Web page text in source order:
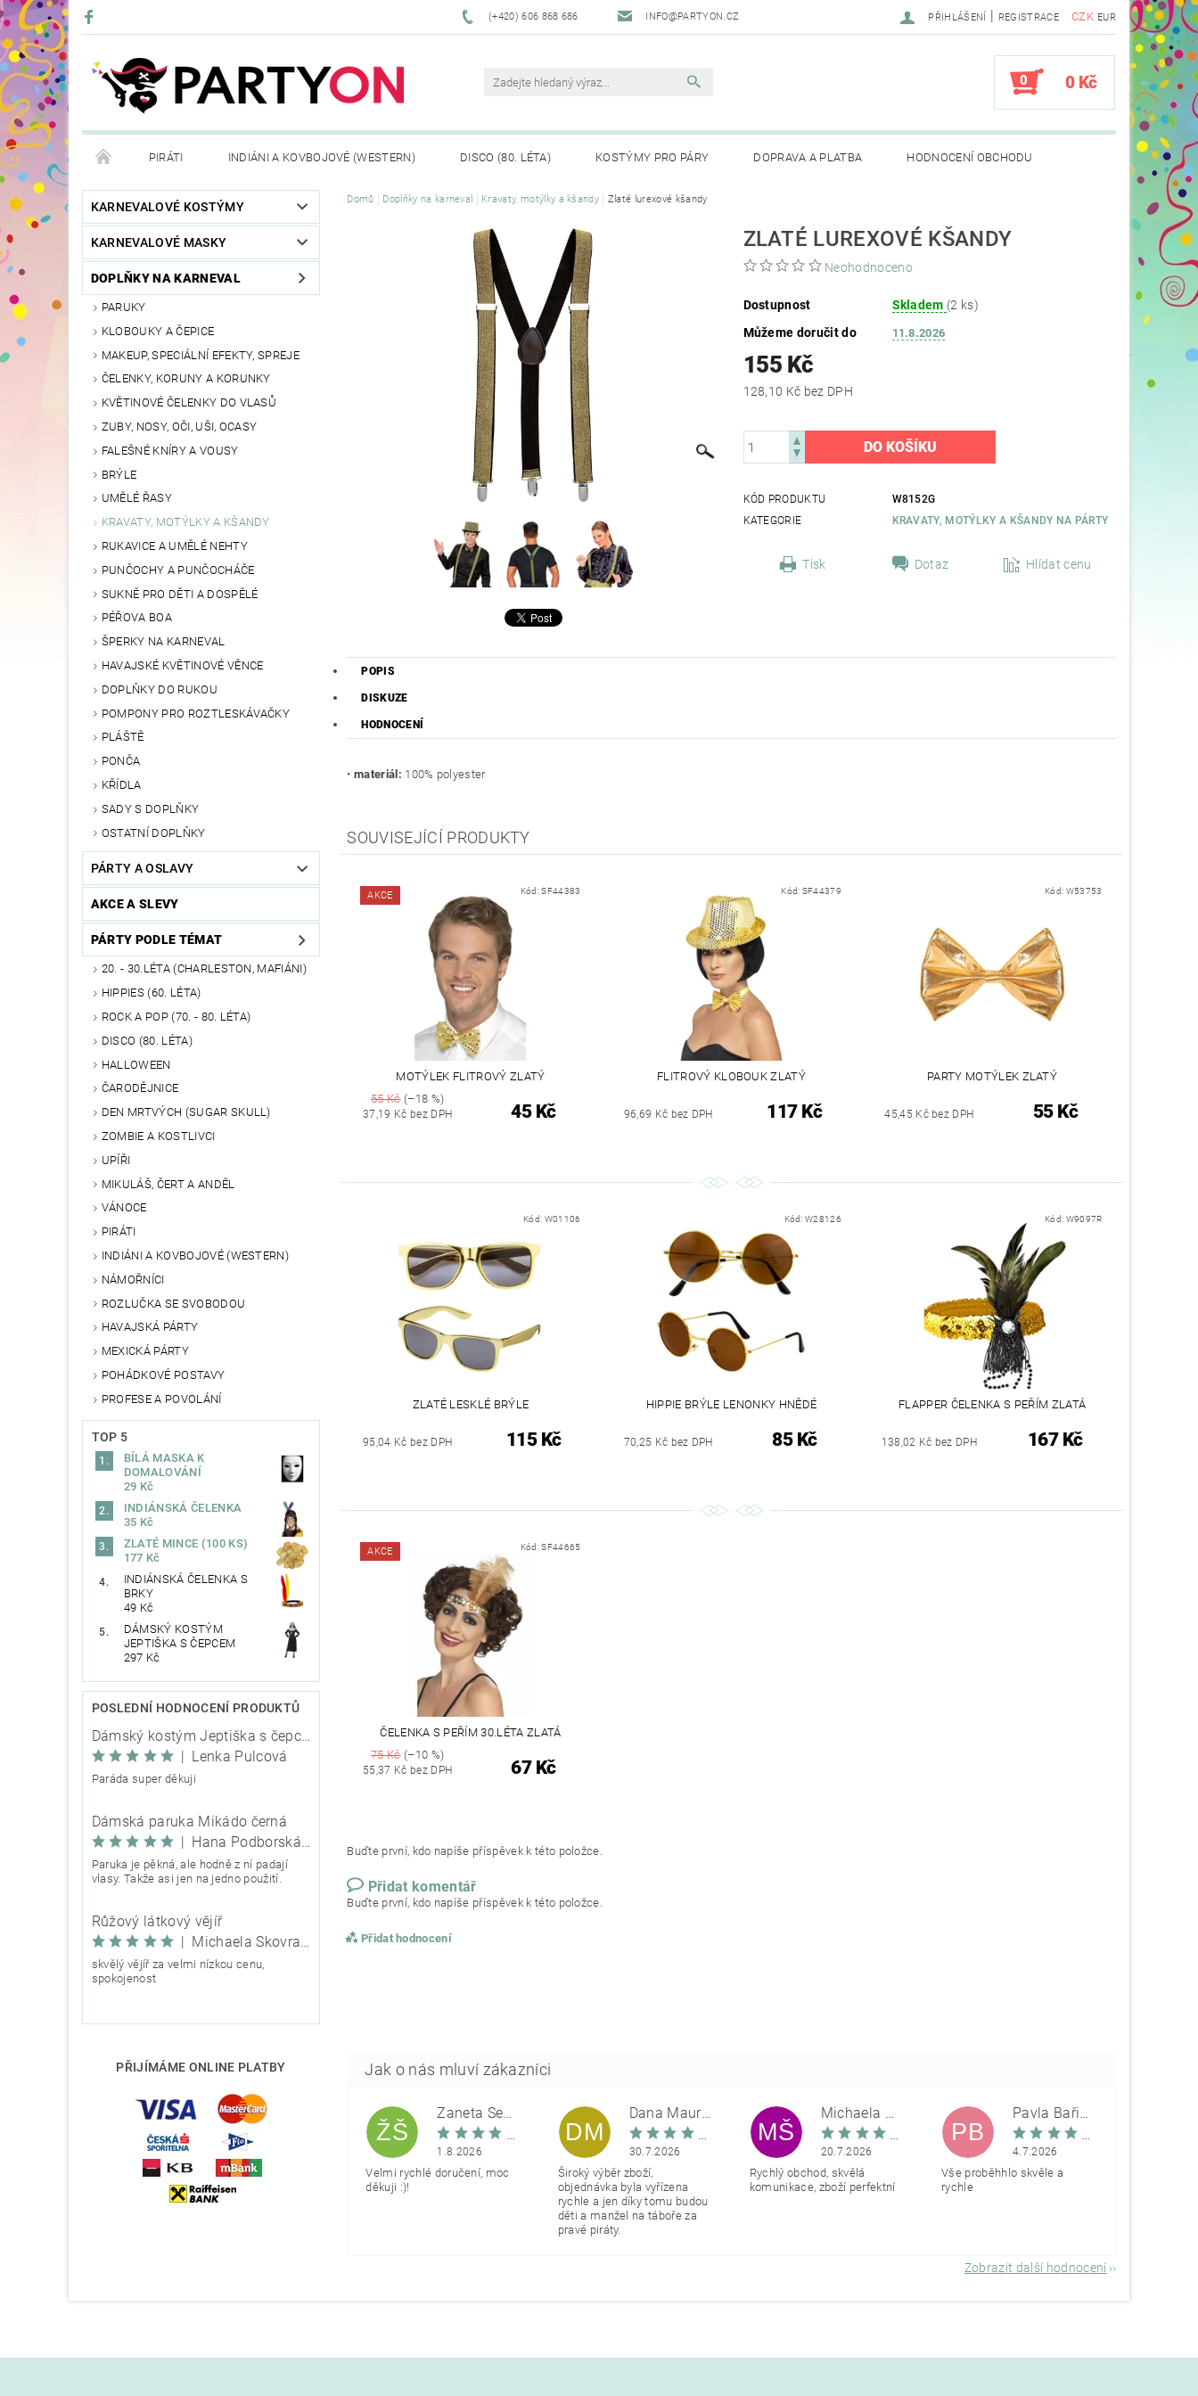
(+420) 606 868 686 INFO@PARTYON.CZ CZK EUR
PŘIHLÁŠENÍ | REGISTRACE
0 0 Kč
PIRÁTI INDIÁNI A KOVBOJOVÉ (WESTERN) DISCO (80. LÉTA) KOSTÝMY PRO PÁRY DOPRAVA A PLATBA HODNOCENÍ OBCHODU
KONTAKTY OBCHODNÍ PODMÍNKY VRÁCENÍ ZBOŽÍ REKLAMACE
KARNEVALOVÉ KOSTÝMY
KARNEVALOVÉ MASKY
DOPLŇKY NA KARNEVAL
PARUKY
KLOBOUKY A ČEPICE
MAKEUP, SPECIÁLNÍ EFEKTY, SPREJE
ČELENKY, KORUNY A KORUNKY
KVĚTINOVÉ ČELENKY DO VLASŮ
ZUBY, NOSY, OČI, UŠI, OCASY
FALEŠNÉ KNÍRY A VOUSY
BRÝLE
UMĚLÉ ŘASY
KRAVATY, MOTÝLKY A KŠANDY
RUKAVICE A UMĚLÉ NEHTY
PUNČOCHY A PUNČOCHÁČE
SUKNĚ PRO DĚTI A DOSPĚLÉ
PÉŘOVA BOA
ŠPERKY NA KARNEVAL
HAVAJSKÉ KVĚTINOVÉ VĚNCE
DOPLŇKY DO RUKOU
POMPONY PRO ROZTLESKÁVAČKY
PLÁŠTĚ
PONČA
KŘÍDLA
SADY S DOPLŇKY
OSTATNÍ DOPLŇKY
PÁRTY A OSLAVY
AKCE A SLEVY
PÁRTY PODLE TÉMAT
20. - 30.LÉTA (CHARLESTON, MAFIÁNI)
HIPPIES (60. LÉTA)
ROCK A POP (70. - 80. LÉTA)
DISCO (80. LÉTA)
HALLOWEEN
ČARODĚJNICE
DEN MRTVÝCH (SUGAR SKULL)
ZOMBIE A KOSTLIVCI
UPÍŘI
MIKULÁŠ, ČERT A ANDĚL
VÁNOCE
PIRÁTI
INDIÁNI A KOVBOJOVÉ (WESTERN)
NÁMOŘNÍCI
ROZLUČKA SE SVOBODOU
HAVAJSKÁ PÁRTY
MEXICKÁ PÁRTY
POHÁDKOVÉ POSTAVY
PROFESE A POVOLÁNÍ
TOP 5
BÍLÁ MASKA K
DOMALOVÁNÍ
29 Kč
INDIÁNSKÁ ČELENKA
35 Kč
ZLATÉ MINCE (100 KS)
177 Kč
INDIÁNSKÁ ČELENKA S
BRKY
49 Kč
DÁMSKÝ KOSTÝM
JEPTIŠKA S ČEPCEM
297 Kč
POSLEDNÍ HODNOCENÍ PRODUKTŮ
Dámský kostým Jeptiška s čepcem
| Lenka Pulcová
Paráda super děkuji
Dámská paruka Mikádo černá
|
Hana Podborská TRIXIE
Paruka je pěkná, ale hodně z ní padají
vlasy. Takže asi jen na jedno použití.
Růžový látkový vějíř
|
Michaela Škovranová
skvělý vějíř za velmi nízkou cenu,
spokojenost
PŘIJÍMÁME ONLINE PLATBY
Domů Doplňky na karneval Kravaty, motýlky a kšandy Zlaté lurexové kšandy
ZLATÉ LUREXOVÉ KŠANDY
Neohodnoceno
Dostupnost Skladem (2 ks)
Můžeme doručit do
11.8.2026
155 Kč
128,10 Kč bez DPH
KÓD PRODUKTU
W8152G
KATEGORIE
KRAVATY, MOTÝLKY A KŠANDY NA PÁRTY
Tisk Dotaz Hlídat cenu
POPIS
DISKUZE
HODNOCENÍ
•materiál: 100% polyester
SOUVISEJÍCÍ PRODUKTY
AKCE Kód:SF44383
MOTÝLEK FLITROVÝ ZLATÝ
55 Kč(–18 %)
37,19 Kč bez DPH 45 Kč
Kód: SF44379
FLITROVÝ KLOBOUK ZLATÝ
96,69 Kč bez DPH 117 Kč
Kód: W53753
PARTY MOTÝLEK ZLATÝ
45,45 Kč bez DPH 55 Kč
Kód: W01106
ZLATÉ LESKLÉ BRÝLE
95,04 Kč bez DPH 115 Kč
Kód:W28126
HIPPIE BRÝLE LENONKY HNĚDÉ
70,25 Kč bez DPH 85 Kč
Kód: W9097R
FLAPPER ČELENKA S PEŘÍM ZLATÁ
138,02 Kč bez DPH 167 Kč
AKCE Kód:SF44665
ČELENKA S PEŘÍM 30.LÉTA ZLATÁ
75 Kč(–10 %)
55,37 Kč bez DPH 67 Kč
Buďte první, kdo napíše příspěvek k této položce.
Přidat komentář
Buďte první, kdo napíše příspěvek k této položce.
Přidat hodnocení
ŽŠ
Žaneta Šemberová
1.8.2026
Velmi rychlé doručení, moc
děkuji :)!
DM
Dana Maurerová
30.7.2026
Široký výběr zboží,
objednávka byla vyřízena
rychle a jen díky tomu budou
děti a manžel na táboře za
pravé piráty.
MŠ
Michaela Škovranová
20.7.2026
Rychlý obchod, skvělá
komunikace, zboží perfektní
PB
Pavla Bařinová
4.7.2026
Vše proběhhlo skvěle a
rychle
Zobrazit další hodnocení